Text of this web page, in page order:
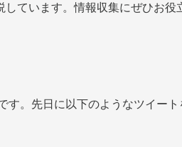
ています。情報収集にぜひお役
す。先日に以下のようなツイート